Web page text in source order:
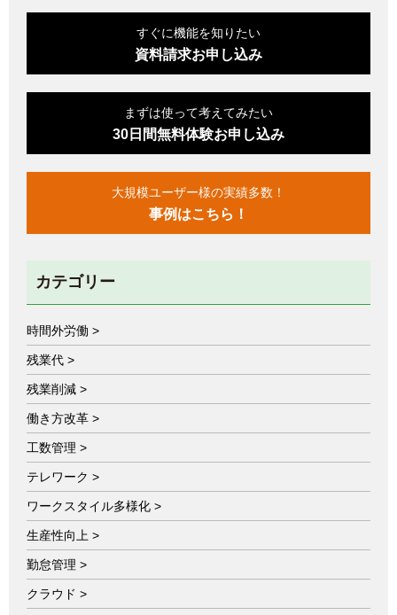
すぐに機能を知りたい
資料請求お申し込み
まずは使って考えてみたい
30日間無料体験お申し込み
大規模ユーザー様の実績多数！
事例はこちら！
カテゴリー
時間外労働 >
残業代 >
残業削減 >
働き方改革 >
工数管理 >
テレワーク >
ワークスタイル多様化 >
生産性向上 >
勤怠管理 >
クラウド >